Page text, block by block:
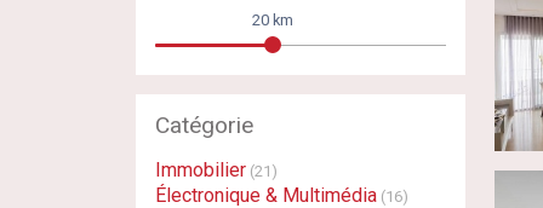
20 km
Catégorie
Immobilier (21)
Électronique & Multimédia (16)